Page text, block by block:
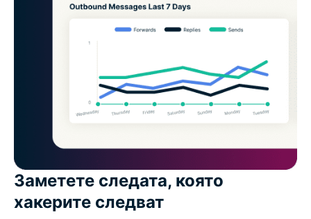
Заметете следата, която
хакерите следват